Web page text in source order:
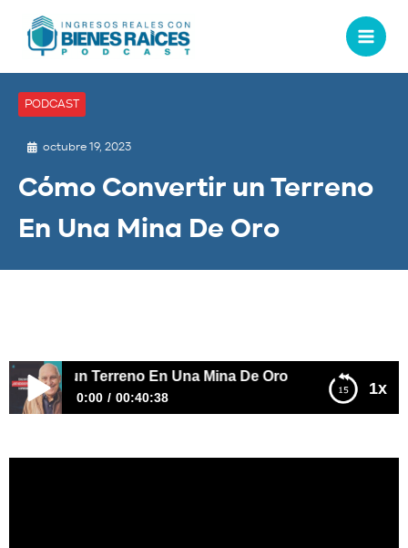
PODCAST
octubre 19, 2023
Cómo Convertir un Terreno
En Una Mina De Oro
1x
un Terreno En Una Mina De Oro
0:00 00:40:38